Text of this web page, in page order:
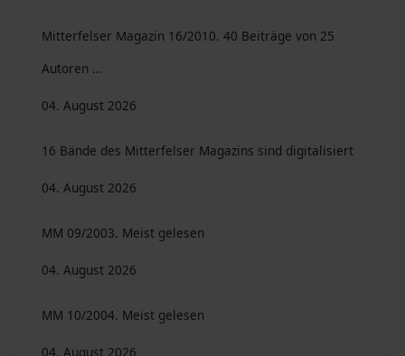
Mitterfelser Magazin 16/2010. 40 Beiträge von 25
Autoren …
04. August 2026
16 Bände des Mitterfelser Magazins sind digitalisiert
04. August 2026
MM 09/2003. Meist gelesen
04. August 2026
MM 10/2004. Meist gelesen
04. August 2026